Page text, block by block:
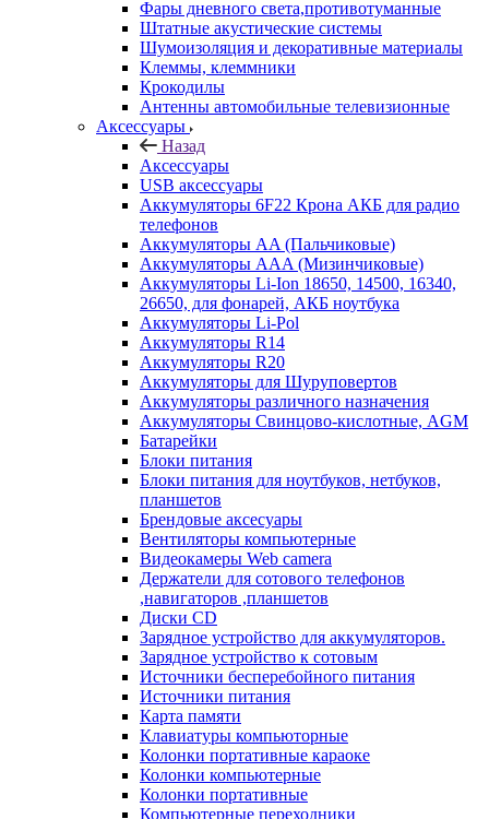
Фары дневного света,противотуманные
Штатные акустические системы
Шумоизоляция и декоративные материалы
Клеммы, клеммники
Крокодилы
Антенны автомобильные телевизионные
Аксессуары
Назад
Аксессуары
USB аксессуары
Аккумуляторы 6F22 Крона АКБ для радио
телефонов
Аккумуляторы AA (Пальчиковые)
Аккумуляторы AAA (Мизинчиковые)
Аккумуляторы Li-Ion 18650, 14500, 16340,
26650, для фонарей, АКБ ноутбука
Аккумуляторы Li-Pol
Аккумуляторы R14
Аккумуляторы R20
Аккумуляторы для Шуруповертов
Аккумуляторы различного назначения
Аккумуляторы Свинцово-кислотные, AGM
Батарейки
Блоки питания
Блоки питания для ноутбуков, нетбуков,
планшетов
Брендовые аксесуары
Вентиляторы компьютерные
Видеокамеры Web camera
Держатели для сотового телефонов
,навигаторов ,планшетов
Диски CD
Зарядное устройство для аккумуляторов.
Зарядное устройство к сотовым
Источники бесперебойного питания
Источники питания
Карта памяти
Клавиатуры компьюторные
Колонки портативные караоке
Колонки компьютерные
Колонки портативные
Компьютерные переходники